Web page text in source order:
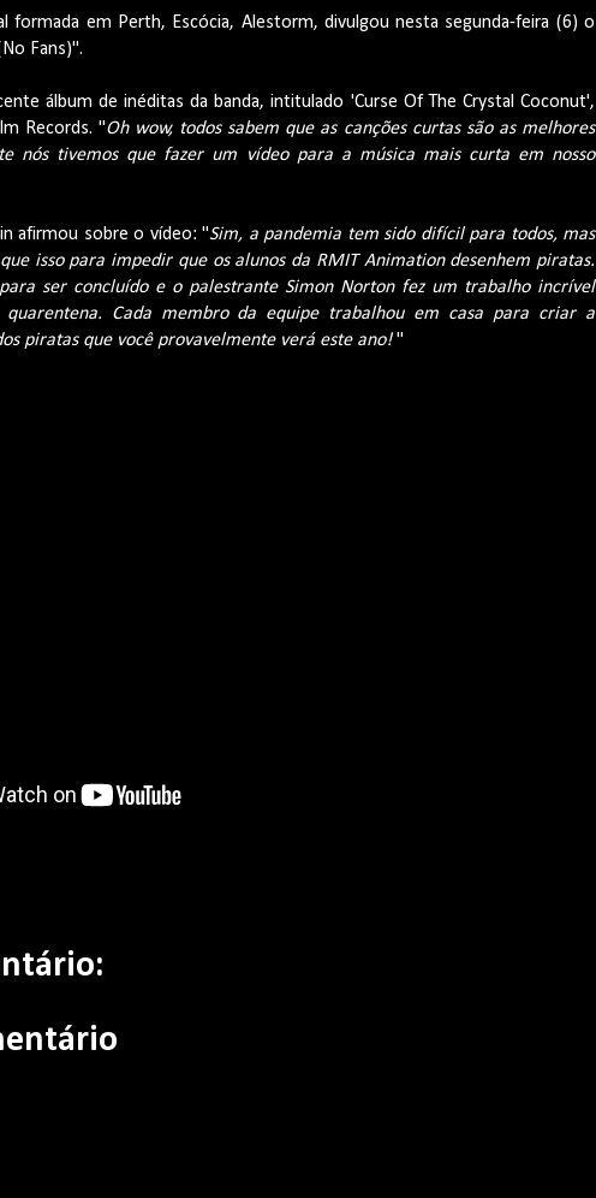
formada em Perth, Escócia, Alestorm, divulgou nesta segunda-feira (6) o
Fans)".
álbum de inéditas da banda, intitulado 'Curse Of The Crystal Coconut',
Records. "Oh wow, todos sabem que as canções curtas são as melhores
nós tivemos que fazer um vídeo para a música mais curta em nosso
afirmou sobre o vídeo: "Sim, a pandemia tem sido difícil para todos, mas
isso para impedir que os alunos da RMIT Animation desenhem piratas.
ser concluído e o palestrante Simon Norton fez um trabalho incrível
Cada membro da equipe trabalhou em casa para criar a
piratas que você provavelmente verá este ano!"